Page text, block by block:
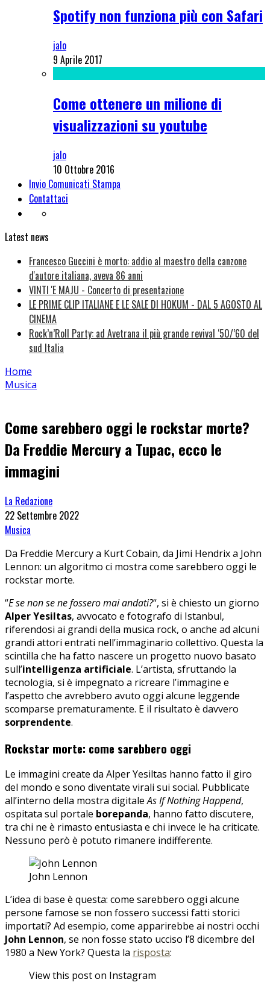
Spotify non funziona più con Safari
jalo
9 Aprile 2017
Come ottenere un milione di
visualizzazioni su youtube
jalo
10 Ottobre 2016
Invio Comunicati Stampa
Contattaci
Latest news
Francesco Guccini è morto: addio al maestro della canzone
d'autore italiana, aveva 86 anni
VINTI 'E MAJU - Concerto di presentazione
LE PRIME CLIP ITALIANE E LE SALE DI HOKUM - DAL 5 AGOSTO AL
CINEMA
Rock’n’Roll Party: ad Avetrana il più grande revival ‘50/’60 del
sud Italia
Home
Musica
Come sarebbero oggi le rockstar morte?
Da Freddie Mercury a Tupac, ecco le
immagini
La Redazione
22 Settembre 2022
Musica
Da Freddie Mercury a Kurt Cobain, da Jimi Hendrix a John
Lennon: un algoritmo ci mostra come sarebbero oggi le
rockstar morte.
“E se non se ne fossero mai andati?“, si è chiesto un giorno
Alper Yesiltas, avvocato e fotografo di Istanbul,
riferendosi ai grandi della musica rock, o anche ad alcuni
grandi attori entrati nell’immaginario collettivo. Questa la
scintilla che ha fatto nascere un progetto nuovo basato
sull’intelligenza artificiale. L’artista, sfruttando la
tecnologia, si è impegnato a ricreare l’immagine e
l’aspetto che avrebbero avuto oggi alcune leggende
scomparse prematuramente. E il risultato è davvero
sorprendente.
Rockstar morte: come sarebbero oggi
Le immagini create da Alper Yesiltas hanno fatto il giro
del mondo e sono diventate virali sui social. Pubblicate
all’interno della mostra digitaleAs If Nothing Happend,
ospitata sul portale borepanda, hanno fatto discutere,
tra chi ne è rimasto entusiasta e chi invece le ha criticate.
Nessuno però è potuto rimanere indifferente.
John Lennon
L’idea di base è questa: come sarebbero oggi alcune
persone famose se non fossero successi fatti storici
importati? Ad esempio, come apparirebbe ai nostri occhi
John Lennon, se non fosse stato ucciso l’8 dicembre del
1980 a New York? Questa la risposta:
View this post on Instagram